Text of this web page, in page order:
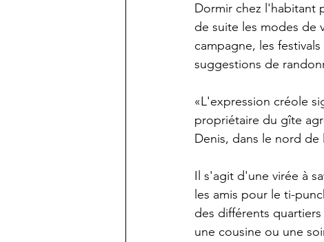
Dormir chez l'habitant
de suite les modes de
campagne, les
suggestions de
«L'expression créole
propriétaire du gîte
Denis, dans le nord de
Il s'agit d'une virée à
les amis pour le ti-
des différents
une cousine ou une